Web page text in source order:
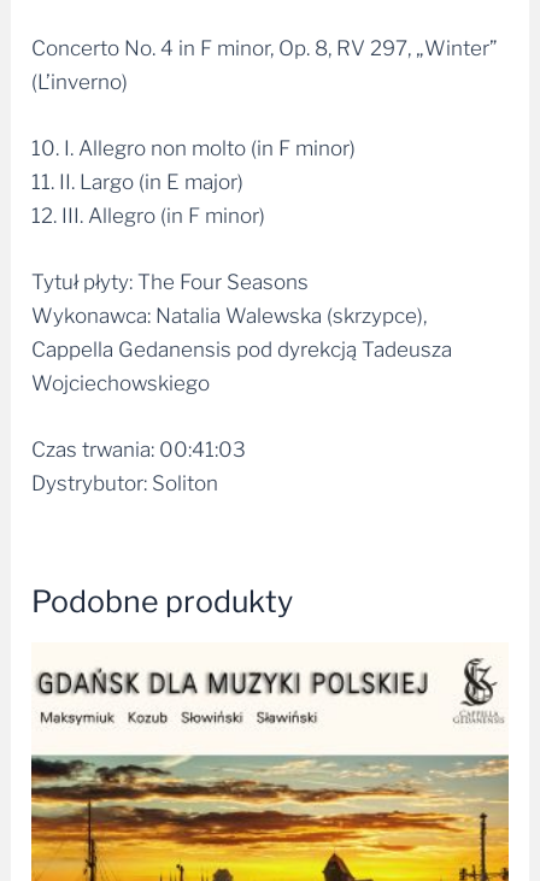
Concerto No. 4 in F minor, Op. 8, RV 297, „Winter”
(L’inverno)
10. I. Allegro non molto (in F minor)
11. II. Largo (in E major)
12. III. Allegro (in F minor)
Tytuł płyty: The Four Seasons
Wykonawca: Natalia Walewska (skrzypce),
Cappella Gedanensis pod dyrekcją Tadeusza
Wojciechowskiego
Czas trwania: 00:41:03
Dystrybutor: Soliton
Podobne produkty